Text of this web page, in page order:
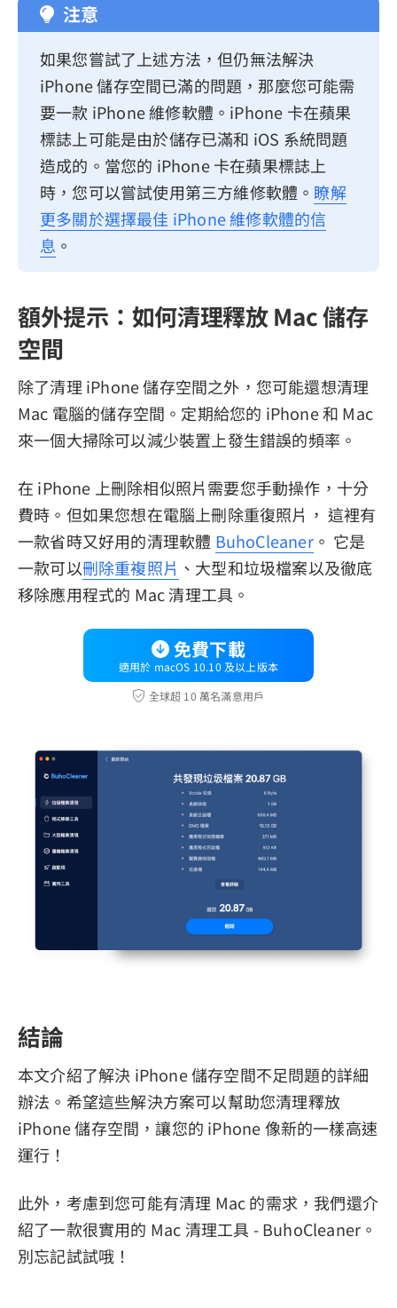
注意
如果您嘗試了上述方法，但仍無法解決
iPhone 儲存空間已滿的問題，那麼您可能需
要一款 iPhone 維修軟體。iPhone 卡在蘋果
標誌上可能是由於儲存已滿和 iOS 系統問題
造成的。當您的 iPhone 卡在蘋果標誌上
時，您可以嘗試使用第三方維修軟體。 瞭解
更多關於選擇最佳 iPhone 維修軟體的信
息 。
額外提示：如何清理釋放 Mac 儲存
空間
除了清理 iPhone 儲存空間之外，您可能還想清理
Mac 電腦的儲存空間。定期給您的 iPhone 和 Mac
來一個大掃除可以減少裝置上發生錯誤的頻率。
在 iPhone 上刪除相似照片需要您手動操作，十分
費時。但如果您想在電腦上刪除重復照片， 這裡有
一款省時又好用的清理軟體 BuhoCleaner。 它是
一款可以刪除重複照片 、大型和垃圾檔案以及徹底
移除應用程式的 Mac 清理工具。
免費下載
適用於 macOS 10.10 及以上版本
全球超 10 萬名滿意用戶
結論
本文介紹了解決 iPhone 儲存空間不足問題的詳細
辦法。希望這些解決方案可以幫助您清理釋放
iPhone 儲存空間，讓您的 iPhone 像新的一樣高速
運行！
此外，考慮到您可能有清理 Mac 的需求，我們還介
紹了一款很實用的 Mac 清理工具 - BuhoCleaner。
別忘記試試哦！